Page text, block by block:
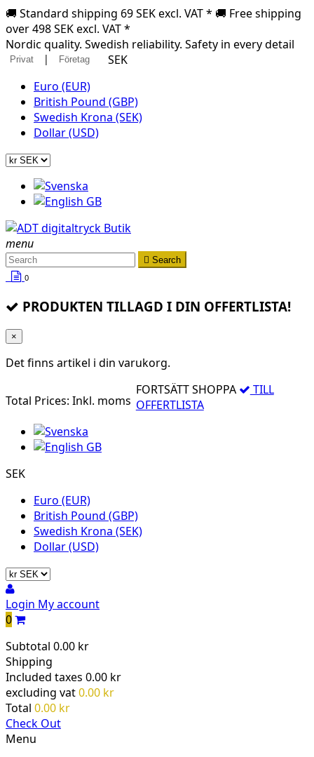
🚚 Standard shipping 69 SEK excl. VAT * 🚚 Free shipping
over 498 SEK excl. VAT *
Nordic quality. Swedish reliability. Safety in every detail
Privat | Företag
SEK
Euro (EUR)
British Pound (GBP)
Swedish Krona (SEK)
Dollar (USD)
menu
 Search
0
PRODUKTEN TILLAGD I DIN OFFERTLISTA!
×
Det finns artikel i din varukorg.
Total Prices: Inkl. moms
FORTSÄTT SHOPPA
TILL
OFFERTLISTA
SEK
Euro (EUR)
British Pound (GBP)
Swedish Krona (SEK)
Dollar (USD)
Login My account
0
Subtotal 0.00 kr
Shipping
Included taxes 0.00 kr
excluding vat0.00 kr
Total 0.00 kr
Check Out
Menu